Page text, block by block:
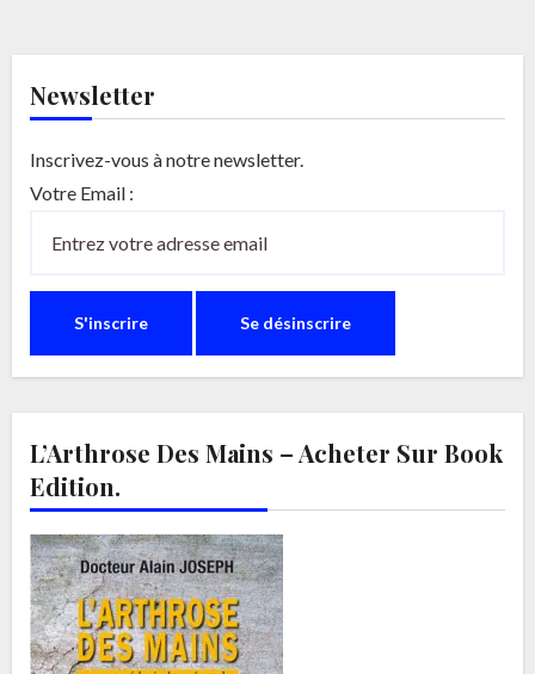
Newsletter
Inscrivez-vous à notre newsletter.
Votre Email :
L’Arthrose Des Mains – Acheter Sur Book
Edition.